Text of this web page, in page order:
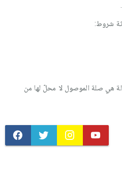
شروط:
هي صلة الموصول لا محلّ لها من